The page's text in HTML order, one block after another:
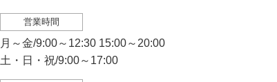
営業時間
月～金/9:00～12:30 15:00～20:00
土・日・祝/9:00～17:00